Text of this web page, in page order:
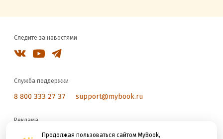
Продолжая пользоваться сайтом MyBook,
Следите за новостями
Служба поддержки
8 800 333 27 37 support@mybook.ru
Реклама
reklama@litres.ru